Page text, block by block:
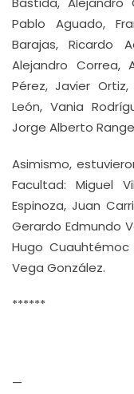
Pablo Aguado,
Barajas, Ricardo
Alejandro Correa,
Pérez, Javier
León, Vania
Jorge Alberto
Asimismo,
Facultad: Miguel
Espinoza, Juan
Gerardo Edmundo
Hugo
Vega González.
******
—